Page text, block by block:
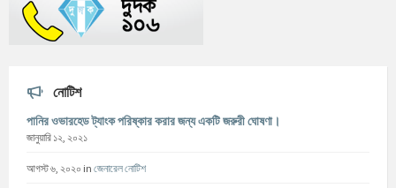
নোটিশ
পানির ওভারহেড ট্যাংক পরিষ্কার করার জন্য একটি জরুরী ঘোষণা।
জানুয়ারি ১২, ২০২১
আগস্ট ৬, ২০২০ in জেনারেল নোটিশ